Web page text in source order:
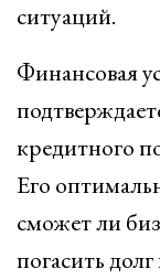
ситуаций.
Финансовая
кредитного
Его
сможет ли
погасить